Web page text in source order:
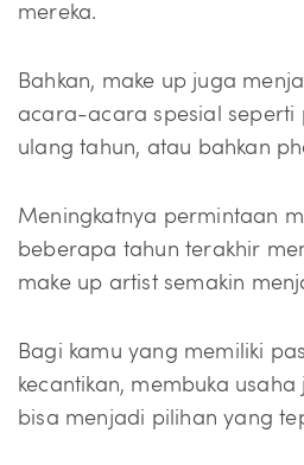
mereka.
Bahkan, make up juga
acara-acara spesial seperti
ulang tahun, atau bahkan
Meningkatnya permintaan
beberapa tahun terakhir
make up artist semakin
Bagi kamu yang memiliki
kecantikan, membuka
bisa menjadi pilihan yang